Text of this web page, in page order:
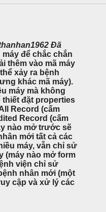
Đã
để chắc chắn
thêm vào mã máy
xảy ra bệnh
khác mã máy).
máy mà không
thiết đặt properties
Record (cấm
Record (cấm
nào mở trước sẽ
mới tất cả các
máy, vẫn chỉ sử
(máy nào mở form
viện chỉ sử
nhân mới (một
cập và xử lý các